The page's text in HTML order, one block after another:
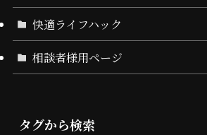
快適ライフハック
相談者様用ページ
タグから検索